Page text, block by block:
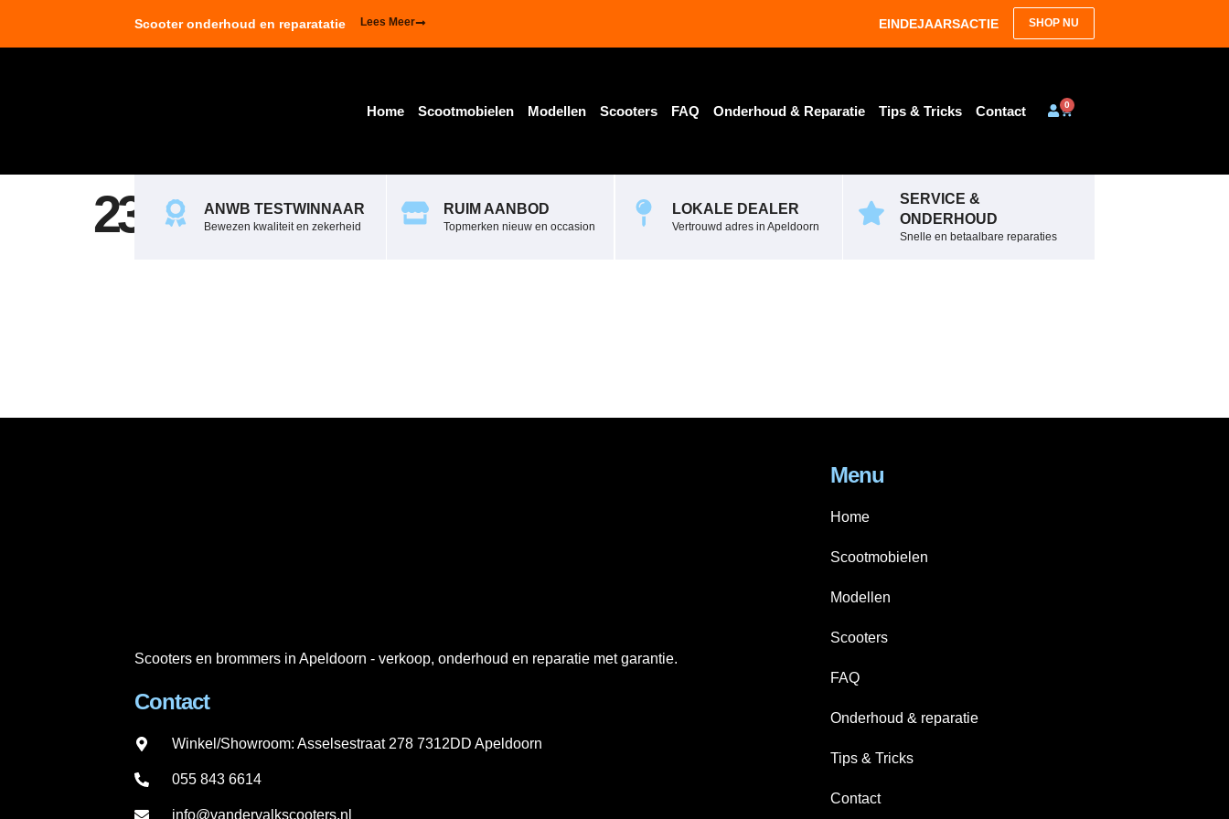
Scooter onderhoud en reparatatie Lees Meer EINDEJAARSACTIE SHOP NU
Home Scootmobielen Modellen Scooters FAQ Onderhoud & Reparatie Tips & Tricks Contact 0
ANWB TESTWINNAAR
Bewezen kwaliteit en zekerheid
RUIM AANBOD
Topmerken nieuw en occasion
LOKALE DEALER
Vertrouwd adres in Apeldoorn
SERVICE &
ONDERHOUD
Snelle en betaalbare reparaties
239333
Scooters en brommers in Apeldoorn - verkoop, onderhoud en reparatie met garantie.
Contact
Winkel/Showroom: Asselsestraat 278 7312DD Apeldoorn
055 843 6614
info@vandervalkscooters.nl
Menu
Home
Scootmobielen
Modellen
Scooters
FAQ
Onderhoud & reparatie
Tips & Tricks
Contact